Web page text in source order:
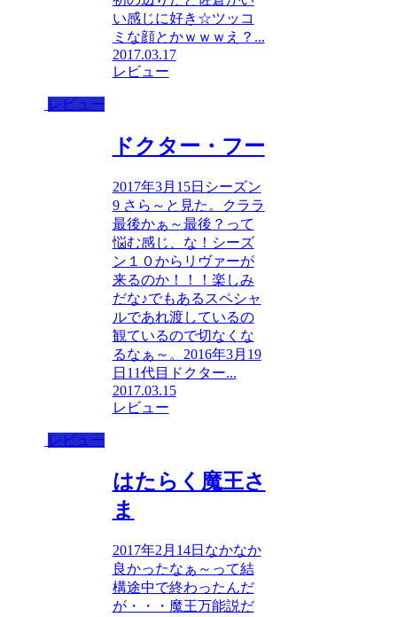
い感じに好き☆ツッコ
ミな顔とかｗｗｗえ？...
2017.03.17
レビュー
レビュー
ドクター・フー
2017年3月15日シーズン
9 さら～と見た。クララ
最後かぁ～最後？って
悩む感じ、な！シーズ
ン１０からリヴァーが
来るのか！！！楽しみ
だな♪でもあるスペシャ
ルであれ渡しているの
観ているので切なくな
るなぁ～。2016年3月19
日11代目ドクター...
2017.03.15
レビュー
レビュー
はたらく魔王さ
ま
2017年2月14日なかなか
良かったなぁ～って結
構途中で終わったんだ
が・・・魔王万能説だ